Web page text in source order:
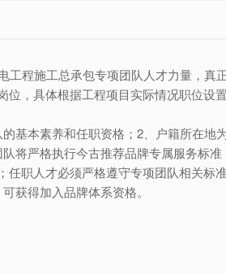
程施工总承包专项团队人才力量，真
，具体根据工程项目实际情况职位设置
基本素养和任职资格；2、户籍所在地
将严格执行今古推荐品牌专属服务标准
职人才必须严格遵守专项团队相关标
获得加入品牌体系资格。